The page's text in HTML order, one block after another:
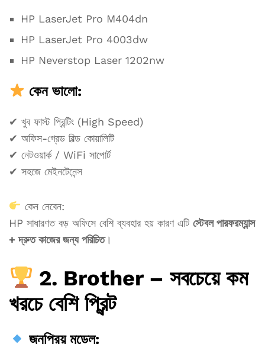
HP LaserJet Pro M404dn
HP LaserJet Pro 4003dw
HP Neverstop Laser 1202nw
কেন ভালো:
✔ খুব ফাস্ট প্রিন্টিং (High Speed)
✔ অফিস-গ্রেড বিল্ড কোয়ালিটি
✔ নেটওয়ার্ক / WiFi সাপোর্ট
✔ সহজে মেইনটেনেন্স
কেন নেবেন:
HP সাধারণত বড় অফিসে বেশি ব্যবহার হয় কারণ এটি স্টেবল পারফরম্যান্স
+ দ্রুত কাজের জন্য পরিচিত।
2. Brother – সবচেয়ে কম
খরচে বেশি প্রিন্ট
জনপ্রিয় মডেল: